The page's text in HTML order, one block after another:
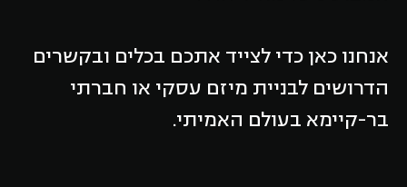
אנחנו כאן כדי לצייד אתכם בכלים ובקשרים
הדרושים לבניית מיזם עסקי או חברתי
בר-קיימא בעולם האמיתי.